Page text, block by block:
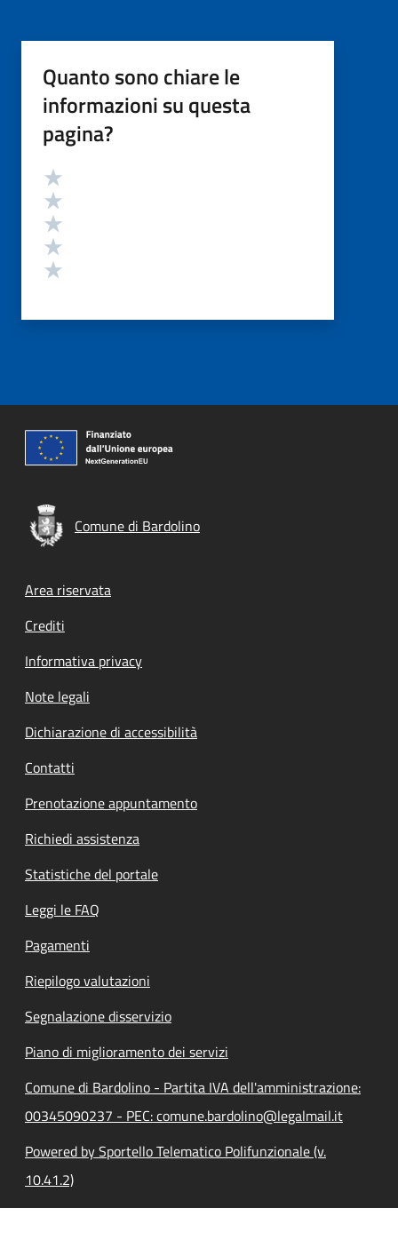
Quanto sono chiare le
informazioni su questa
pagina?
Valutazione
Comune di Bardolino
Footer menu
Area riservata
Crediti
Informativa privacy
Note legali
Dichiarazione di accessibilità
Contatti
Prenotazione appuntamento
Richiedi assistenza
Statistiche del portale
Leggi le FAQ
Pagamenti
Riepilogo valutazioni
Segnalazione disservizio
Piano di miglioramento dei servizi
Comune di Bardolino - Partita IVA dell'amministrazione:
00345090237 - PEC: comune.bardolino@legalmail.it
Powered by Sportello Telematico Polifunzionale (v.
10.41.2)